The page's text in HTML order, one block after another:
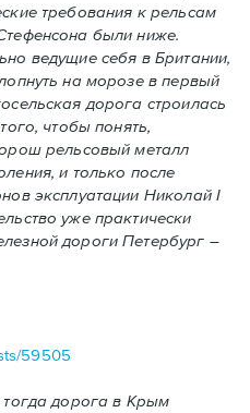
требования к рельсам
были ниже.
ведущие себя в Британии,
на морозе в первый
дорога строилась
чтобы понять,
рельсовый металл
и только после
эксплуатации Николай I
уже практически
дороги Петербург –
59505
тогда дорога в Крым